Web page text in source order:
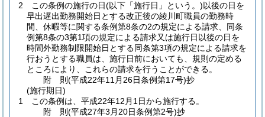
2
この条例の施行の日(以下「施行日」という。)以後の日を
早出遅出勤務開始日とする改正後の綾川町職員の勤務時
間、休暇等に関する条例第8条の2の規定による請求、同条
例第8条の3第1項の規定による請求又は施行日以後の日を
時間外勤務制限開始日とする同条第3項の規定による請求を
行おうとする職員は、施行日前においても、規則の定める
ところにより、これらの請求を行うことができる。
附 則(平成22年11月26日条例第17号)抄
(施行期日)
1
この条例は、平成22年12月1日から施行する。
附 則(平成27年3月20日条例第2号)抄